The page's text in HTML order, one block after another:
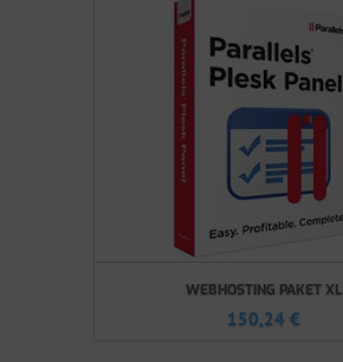
WEBHOSTING PAKET XL
150,24 €